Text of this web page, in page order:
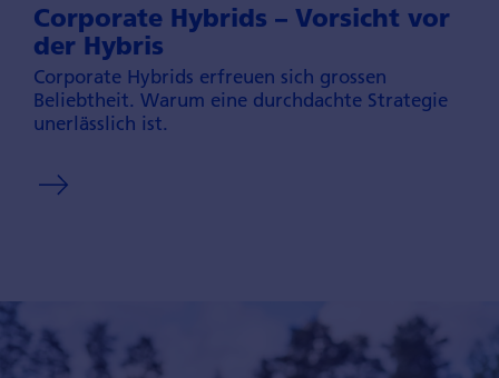
Corporate Hybrids – Vorsicht vor
der Hybris
Corporate Hybrids erfreuen sich grossen
Beliebtheit. Warum eine durch­dachte Strategie
unerlässlich ist.